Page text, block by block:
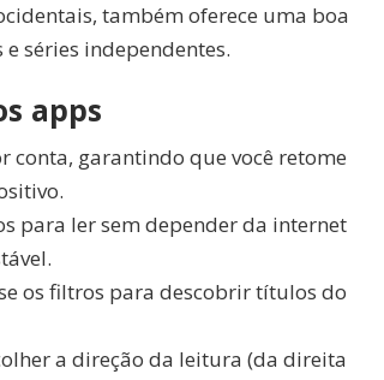
também oferece uma boa
séries independentes.
apps
conta, garantindo que você retome
para ler sem depender da internet
os filtros para descobrir títulos do
a direção da leitura (da direita